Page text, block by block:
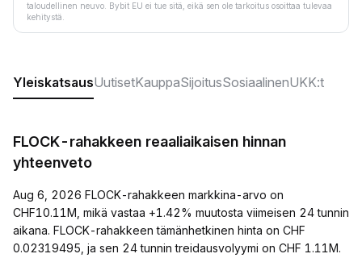
taloudellinen neuvo. Bybit EU ei tue sitä, eikä sen ole tarkoitus osoittaa tulevaa
kehitystä.
YleiskatsausUutisetKauppaSijoitusSosiaalinenUKK:t
FLOCK-rahakkeen reaaliaikaisen hinnan
yhteenveto
Aug 6, 2026 FLOCK-rahakkeen markkina-arvo on
CHF10.11M, mikä vastaa +1.42% muutosta viimeisen 24 tunnin
aikana. FLOCK-rahakkeen tämänhetkinen hinta on CHF
0.02319495, ja sen 24 tunnin treidausvolyymi on CHF 1.11M.